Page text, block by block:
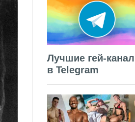
Лучшие гей-
в Telegram